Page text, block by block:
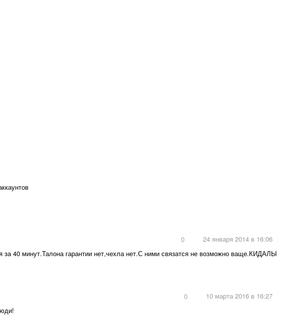
24 января 2014 в 16:06
0
40 минут.Талона гарантии нет,чехла нет.С ними связатся не возможно ваще.КИДАЛЫ
10 марта 2016 в 16:27
0